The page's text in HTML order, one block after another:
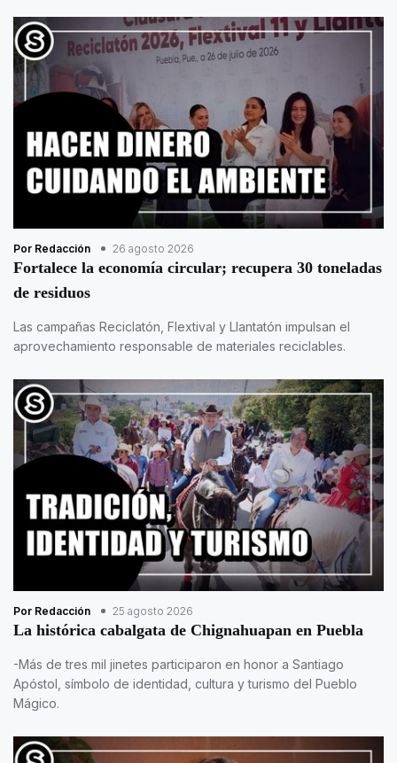
Por Redacción 26 agosto 2026
Fortalece la economía circular; recupera 30 toneladas
de residuos
Las campañas Reciclatón, Flextival y Llantatón impulsan el
aprovechamiento responsable de materiales reciclables.
Por Redacción 25 agosto 2026
La histórica cabalgata de Chignahuapan en Puebla
-Más de tres mil jinetes participaron en honor a Santiago
Apóstol, símbolo de identidad, cultura y turismo del Pueblo
Mágico.